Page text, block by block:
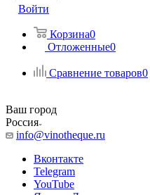
Войти
Корзина0
Отложенные0
Сравнение товаров0
Ваш город
Россия
info@vinotheque.ru
Вконтакте
Telegram
YouTube